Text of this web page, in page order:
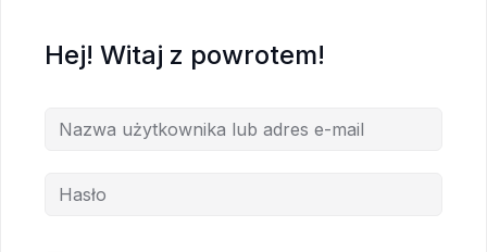
Hej! Witaj z powrotem!